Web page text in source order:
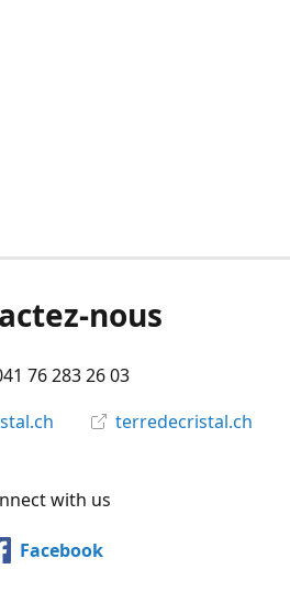
nous
76 283 26 03
terredecristal.ch
with us
Facebook